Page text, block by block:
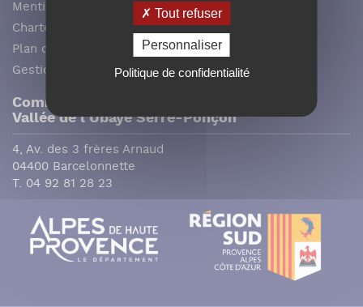
Mentions légales
Charte graphique
Plan du site
Gestion des cookies
Communauté de communes
Vallée de l´ Ubaye Serre-Ponçon
4, Av. des 3 frères Arnaud
04400 Barcelonnette
T. 04 92 81 28 23
Tout refuser
Personnaliser
Politique de confidentialité